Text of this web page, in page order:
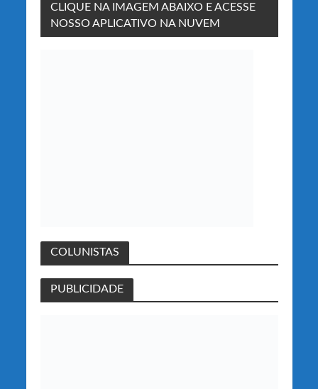
CLIQUE NA IMAGEM ABAIXO E ACESSE
NOSSO APLICATIVO NA NUVEM
COLUNISTAS
PUBLICIDADE